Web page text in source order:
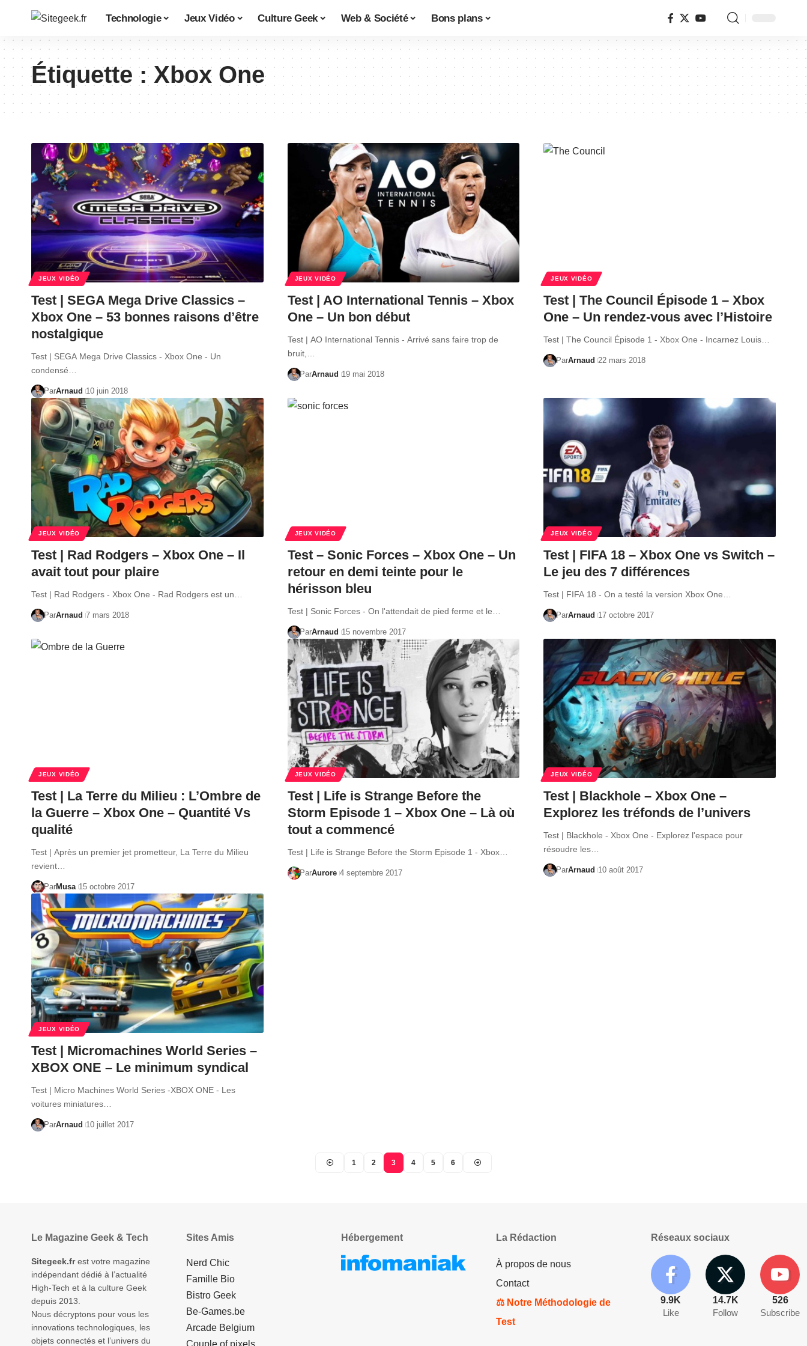
Technologie Jeux Vidéo Culture Geek Web & Société Bons plans
Étiquette : Xbox One
JEUX VIDÉO
Test | SEGA Mega Drive Classics –
Xbox One – 53 bonnes raisons d’être
nostalgique
Test | SEGA Mega Drive Classics - Xbox One - Un
condensé…
ParArnaud 10 juin 2018
JEUX VIDÉO
Test | AO International Tennis – Xbox
One – Un bon début
Test | AO International Tennis - Arrivé sans faire trop de
bruit,…
ParArnaud 19 mai 2018
JEUX VIDÉO
Test | The Council Épisode 1 – Xbox
One – Un rendez-vous avec l’Histoire
Test | The Council Épisode 1 - Xbox One - Incarnez Louis…
ParArnaud 22 mars 2018
JEUX VIDÉO
Test | Rad Rodgers – Xbox One – Il
avait tout pour plaire
Test | Rad Rodgers - Xbox One - Rad Rodgers est un…
ParArnaud 7 mars 2018
JEUX VIDÉO
Test – Sonic Forces – Xbox One – Un
retour en demi teinte pour le
hérisson bleu
Test | Sonic Forces - On l'attendait de pied ferme et le…
ParArnaud 15 novembre 2017
JEUX VIDÉO
Test | FIFA 18 – Xbox One vs Switch –
Le jeu des 7 différences
Test | FIFA 18 - On a testé la version Xbox One…
ParArnaud 17 octobre 2017
JEUX VIDÉO
Test | La Terre du Milieu : L’Ombre de
la Guerre – Xbox One – Quantité Vs
qualité
Test | Après un premier jet prometteur, La Terre du Milieu
revient…
ParMusa 15 octobre 2017
JEUX VIDÉO
Test | Life is Strange Before the
Storm Episode 1 – Xbox One – Là où
tout a commencé
Test | Life is Strange Before the Storm Episode 1 - Xbox…
ParAurore 4 septembre 2017
JEUX VIDÉO
Test | Blackhole – Xbox One –
Explorez les tréfonds de l’univers
Test | Blackhole - Xbox One - Explorez l'espace pour
résoudre les…
ParArnaud 10 août 2017
JEUX VIDÉO
Test | Micromachines World Series –
XBOX ONE – Le minimum syndical
Test | Micro Machines World Series -XBOX ONE - Les
voitures miniatures…
ParArnaud 10 juillet 2017
1 2 3 4 5 6
Le Magazine Geek & Tech
Sitegeek.frest votre magazine
indépendant dédié à l’actualité
High-Tech et à la culture Geek
depuis 2013.
Nous décryptons pour vous les
innovations technologiques, les
objets connectés et l’univers du
Sites Amis
Nerd Chic
Famille Bio
Bistro Geek
Be-Games.be
Arcade Belgium
Couple of pixels
Hébergement La Rédaction
À propos de nous
Contact
⚖️ Notre Méthodologie de
Test
Réseaux sociaux
9.9K
Like
14.7K
Follow
526
Subscribe